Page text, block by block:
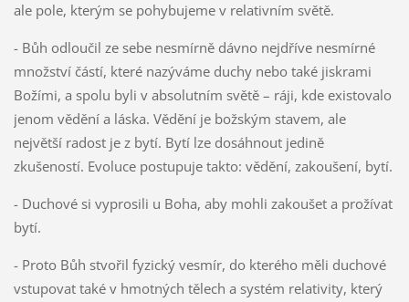
ale pole, kterým se pohybujeme v relativním světě.
- Bůh odloučil ze sebe nesmírně dávno nejdříve nesmírné
množství částí, které nazýváme duchy nebo také jiskrami
Božími, a spolu byli v absolutním světě – ráji, kde existovalo
jenom vědění a láska. Vědění je božským stavem, ale
největší radost je z bytí. Bytí lze dosáhnout jedině
zkušeností. Evoluce postupuje takto: vědění, zakoušení, bytí.
- Duchové si vyprosili u Boha, aby mohli zakoušet a prožívat
bytí.
- Proto Bůh stvořil fyzický vesmír, do kterého měli duchové
vstupovat také v hmotných tělech a systém relativity, který